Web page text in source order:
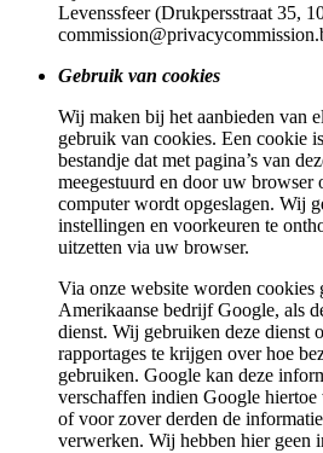
Levenssfeer (Drukpersstraat 35,
Gebruik van cookies
Wij maken bij het aanbieden van
gebruik van cookies. Een cookie
bestandje dat met pagina’s van
meegestuurd en door uw browser
computer wordt opgeslagen. Wij
instellingen en voorkeuren te
uitzetten via uw browser.
Via onze website worden cookies
Amerikaanse bedrijf Google, als
dienst. Wij gebruiken deze dienst
rapportages te krijgen over hoe
gebruiken. Google kan deze
verschaffen indien Google
of voor zover derden de
verwerken. Wij hebben hier geen